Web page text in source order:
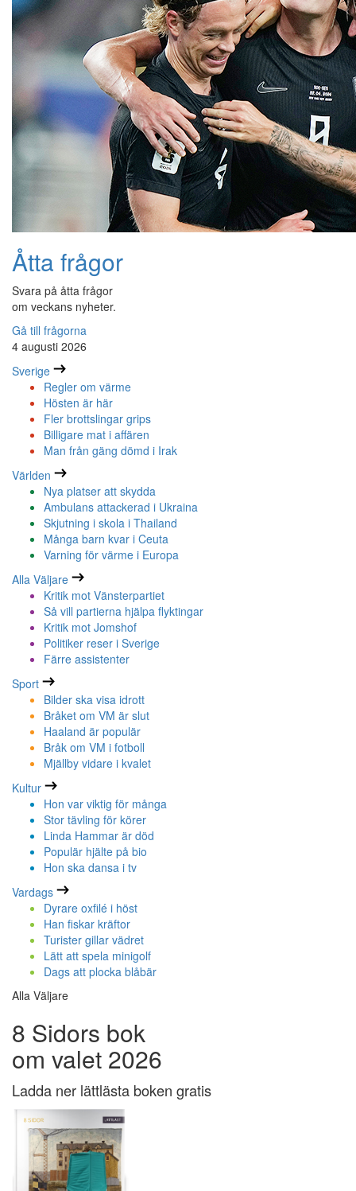
Åtta frågor
Svara på åtta frågor
om veckans nyheter.
Gå till frågorna
4 augusti 2026
Sverige
Regler om värme
Hösten är här
Fler brottslingar grips
Billigare mat i affären
Man från gäng dömd i Irak
Världen
Nya platser att skydda
Ambulans attackerad i Ukraina
Skjutning i skola i Thailand
Många barn kvar i Ceuta
Varning för värme i Europa
Alla Väljare
Kritik mot Vänsterpartiet
Så vill partierna hjälpa flyktingar
Kritik mot Jomshof
Politiker reser i Sverige
Färre assistenter
Sport
Bilder ska visa idrott
Bråket om VM är slut
Haaland är populär
Bråk om VM i fotboll
Mjällby vidare i kvalet
Kultur
Hon var viktig för många
Stor tävling för körer
Linda Hammar är död
Populär hjälte på bio
Hon ska dansa i tv
Vardags
Dyrare oxfilé i höst
Han fiskar kräftor
Turister gillar vädret
Lätt att spela minigolf
Dags att plocka blåbär
Alla Väljare
8 Sidors bok
om valet 2026
Ladda ner lättlästa boken gratis